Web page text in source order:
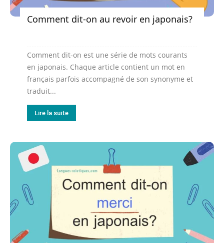
Comment dit-on au revoir en japonais?
Comment dit-on est une série de mots courants
en japonais. Chaque article contient un mot en
français parfois accompagné de son synonyme et
traduit...
Lire la suite